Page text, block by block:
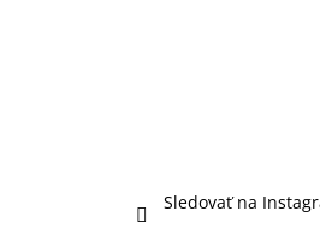
Sledovať na